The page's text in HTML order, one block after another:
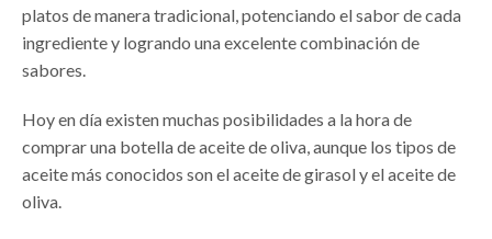
platos de manera tradicional, potenciando el sabor de cada
ingrediente y logrando una excelente combinación de
sabores.
Hoy en día existen muchas posibilidades a la hora de
comprar una botella de aceite de oliva, aunque los tipos de
aceite más conocidos son el aceite de girasol y el aceite de
oliva.